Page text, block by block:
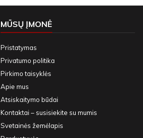
MŪSŲ ĮMONĖ
Pristatymas
Privatumo politika
Pirkimo taisyklės
Apie mus
Atsiskaitymo būdai
Kontaktai – susisiekite su mumis
Svetainės žemėlapis